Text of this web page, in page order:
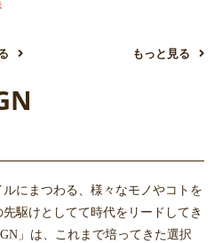
もっと見る
にまつわる、様々なモノやコトを
駆けとしてて時代をリードしてき
」は、これまで培ってきた選択